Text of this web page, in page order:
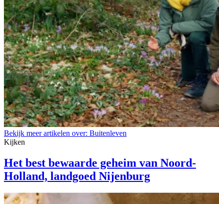
Bekijk meer artikelen over: Buitenleven
Kijken
Het best bewaarde geheim van Noord-
Holland, landgoed Nijenburg